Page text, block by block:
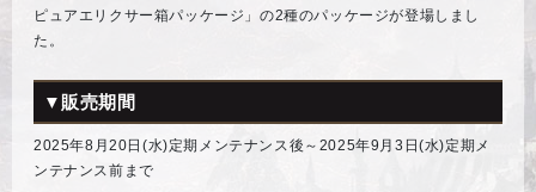
ピュアエリクサー箱パッケージ」の2種のパッケージが登場しまし
た。
▼販売期間
2025年8月20日(水)定期メンテナンス後～2025年9月3日(水)定期メ
ンテナンス前まで